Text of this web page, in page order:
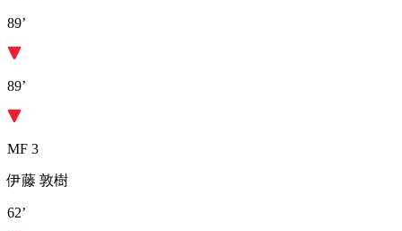
89’
89’
MF 3
伊藤 敦樹
62’